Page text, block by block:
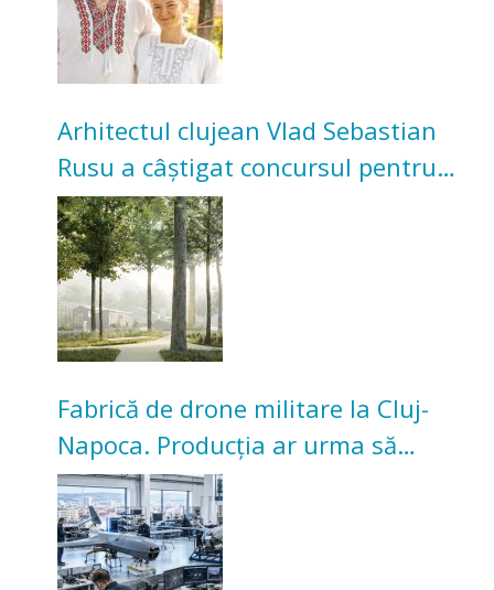
Arhitectul clujean Vlad Sebastian
Rusu a câștigat concursul pentru
transformarea Grădinii Casei
Universitarilor
Fabrică de drone militare la Cluj-
Napoca. Producția ar urma să
înceapă în toamna acestui an